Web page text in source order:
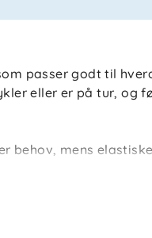
passer godt til
eller er på tur, og
behov, mens